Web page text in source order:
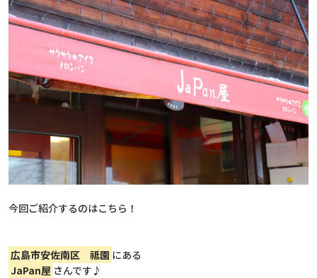
今回ご紹介するのはこちら！
広島市安佐南区 祗園 にある
JaPan屋 さんです♪